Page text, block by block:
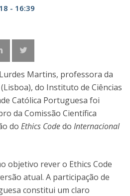
- 16:39
Martins, professora da
do Instituto de Ciências
Católica Portuguesa foi
da Comissão Científica
do Ethics Codedo Internacional
objetivo rever o Ethics Code
atual. A participação de
constitui um claro